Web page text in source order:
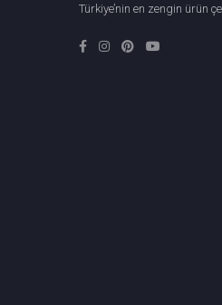
Türkiye’nin en zengin ürün